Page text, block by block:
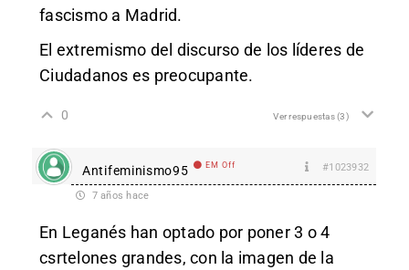
fascismo a Madrid.
El extremismo del discurso de los líderes de
Ciudadanos es preocupante.
0 Ver respuestas(3)
Antifeminismo95 EM Off #1023932
7 años hace
En Leganés han optado por poner 3 o 4
csrtelones grandes, con la imagen de la